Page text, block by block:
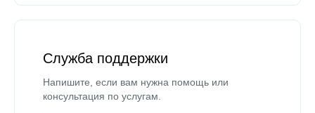
Служба поддержки
Напишите, если вам нужна помощь или
консультация по услугам.